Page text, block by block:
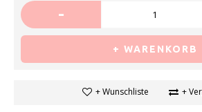
-
+ WARENKORB
+ Wunschliste +